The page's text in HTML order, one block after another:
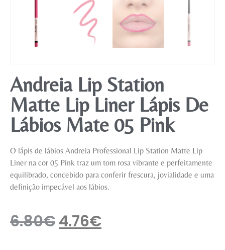
Andreia Lip Station
Matte Lip Liner Lápis De
Lábios Mate 05 Pink
O lápis de lábios Andreia Professional Lip Station Matte Lip
Liner na cor 05 Pink traz um tom rosa vibrante e perfeitamente
equilibrado, concebido para conferir frescura, jovialidade e uma
definição impecável aos lábios.
6.80€4.76€